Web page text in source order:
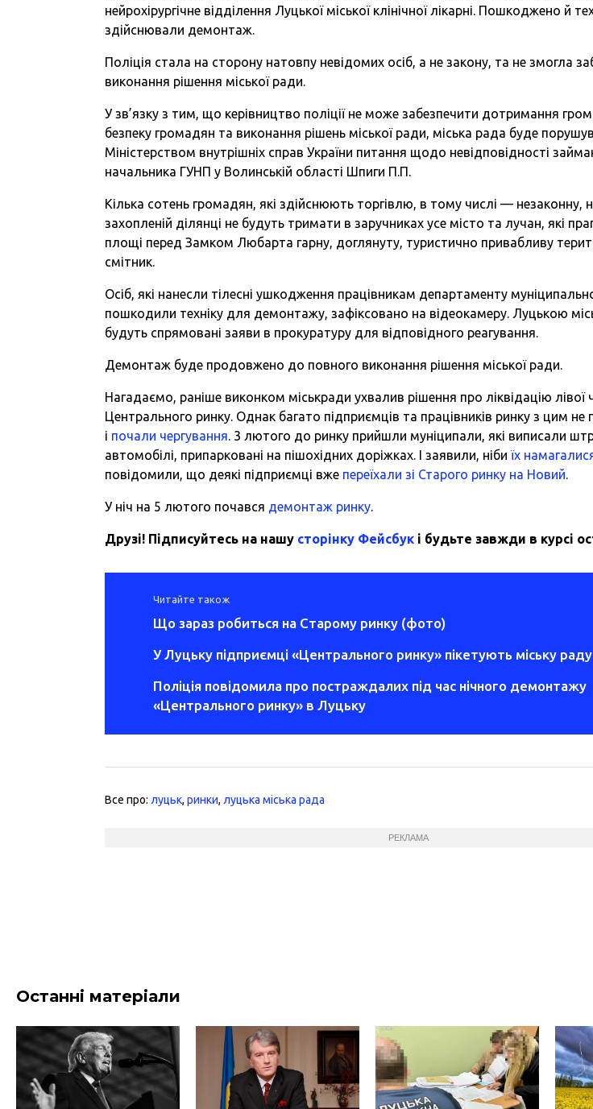
нейрохірургічне відділення Луцької міської клінічної лікарні. Пошкоджено й
здійснювали демонтаж.
Поліція стала на сторону натовпу невідомих осіб, а не закону, та не змогла
виконання рішення міської ради.
У зв’язку з тим, що керівництво поліції не може забезпечити дотримання
безпеку громадян та виконання рішень міської ради, міська рада буде
Міністерством внутрішніх справ України питання щодо невідповідності
начальника ГУНП у Волинській області Шпиги П.П.
Кілька сотень громадян, які здійснюють торгівлю, в тому числі — незаконну,
захопленій ділянці не будуть тримати в заручниках усе місто та лучан, які
площі перед Замком Любарта гарну, доглянуту, туристично привабливу
смітник.
Осіб, які нанесли тілесні ушкодження працівникам департаменту
пошкодили техніку для демонтажу, зафіксовано на відеокамеру. Луцькою
будуть спрямовані заяви в прокуратуру для відповідного реагування.
Демонтаж буде продовжено до повного виконання рішення міської ради.
Нагадаємо, раніше виконком міськради ухвалив рішення про ліквідацію лівої
Центрального ринку. Однак багато підприємців та працівників ринку з цим не
і почали чергування. 3 лютого до ринку прийшли муніципали, які виписали
автомобілі, припарковані на пішохідних доріжках. І заявили, нібиїх
повідомили, що деякі підприємці вже переїхали зі Старого ринку на Новий.
У ніч на 5 лютого почався демонтаж ринку.
Друзі! Підписуйтесь на нашу сторінку Фейсбук і будьте завжди в курсі
Читайте також
Що зараз робиться на Старому ринку (фото)
У Луцьку підприємці «Центрального ринку» пікетують міську
Поліція повідомила про постраждалих під час нічного демонтажу
«Центрального ринку» в Луцьку
Все про:луцьк,ринки,луцька міська рада
РЕКЛАМА
Останні матеріали